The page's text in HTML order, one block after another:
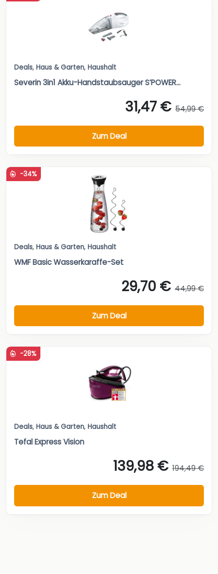
Deals, Haus & Garten, Haushalt
Severin 3in1 Akku-Handstaubsauger S’POWER...
31,47 € 54,99 €
Zum Deal
-34%
Deals, Haus & Garten, Haushalt
WMF Basic Wasserkaraffe-Set
29,70 € 44,99 €
Zum Deal
-28%
Deals, Haus & Garten, Haushalt
Tefal Express Vision
139,98 € 194,49 €
Zum Deal